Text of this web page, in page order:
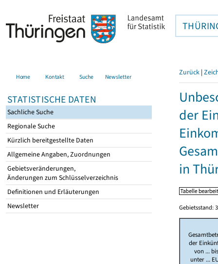
Home Kontakt Suche Newsletter
STATISTISCHE DATEN
Sachliche Suche
Regionale Suche
Kürzlich bereitgestellte Daten
Allgemeine Angaben, Zuordnungen
Gebietsveränderungen,
Änderungen zum Schlüsselverzeichnis
Definitionen und Erläuterungen
Newsletter
Zurück |
der
in
Gebietsstand:
der
von ...
unter ...